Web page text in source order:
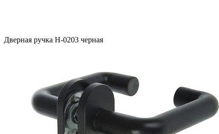
Дверная ручка H-0203 черная